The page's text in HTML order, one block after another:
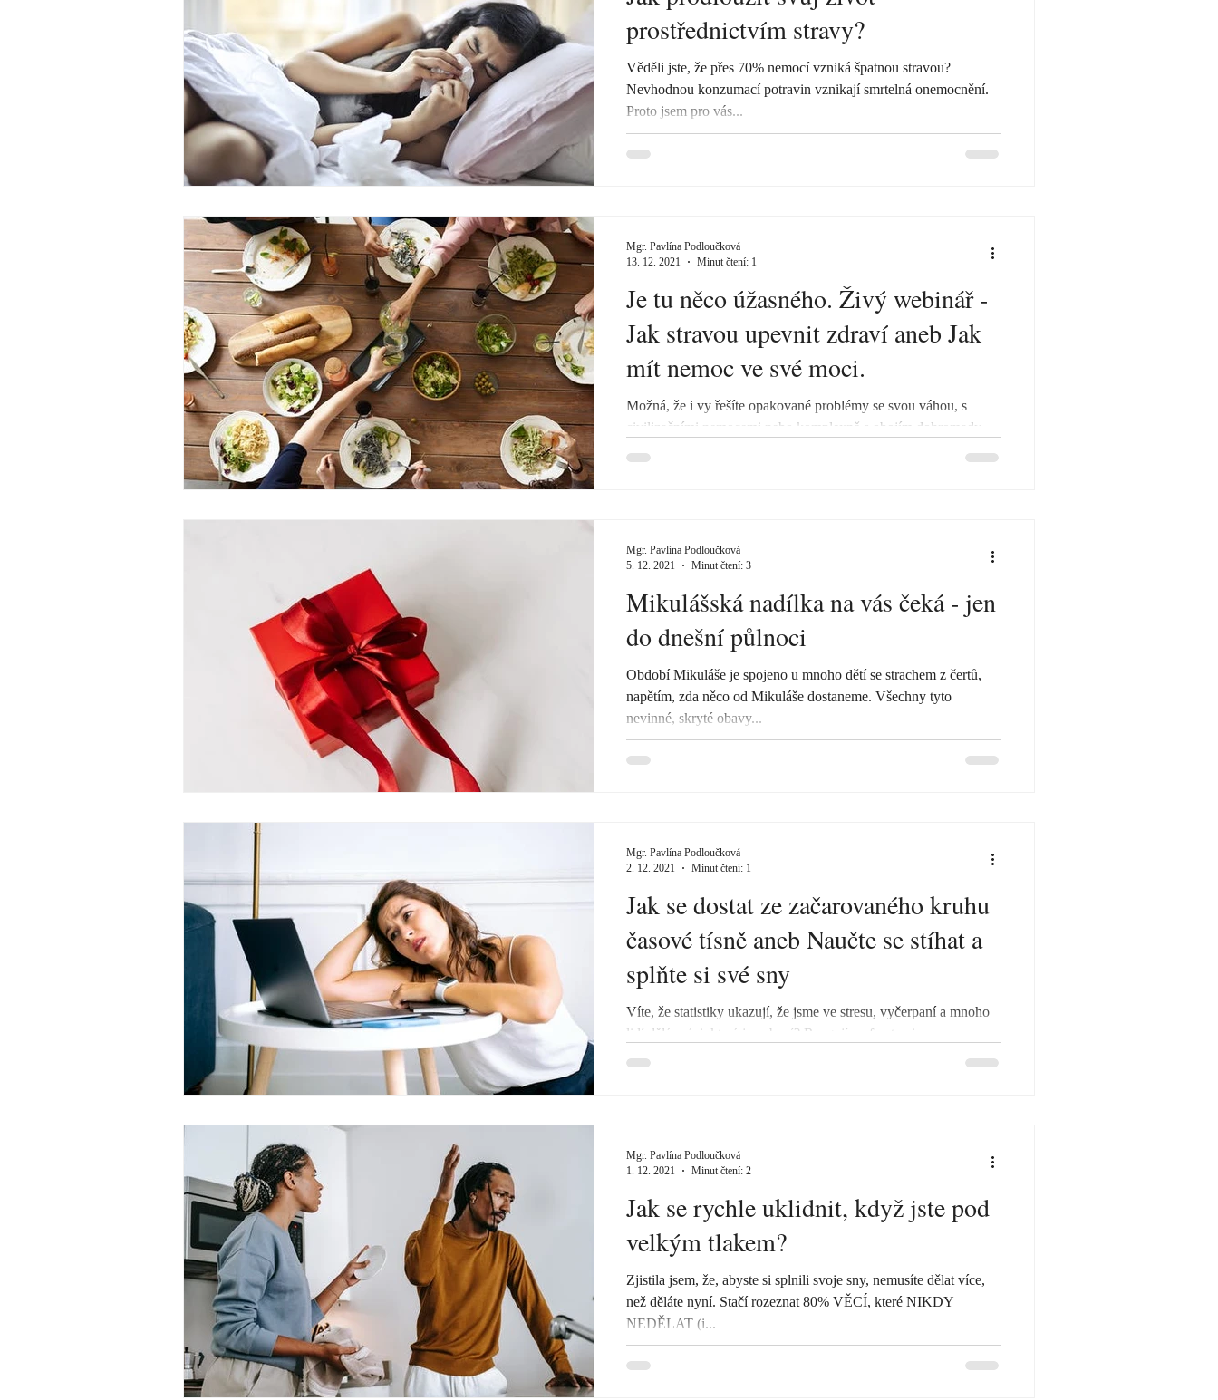
prostřednictvím stravy?
Věděli jste, že přes 70% nemocí vzniká špatnou stravou?
Nevhodnou konzumací potravin vznikají smrtelná onemocnění.
Proto jsem pro vás...
Je tu něco úžasného. Živý webinář -
Jak stravou upevnit zdraví aneb Jak
mít nemoc ve své moci.
Možná, že i vy řešíte opakované problémy se svou váhou, s
civilizačními nemocemi nebo komplexně s obojím dohromady.
Mgr. Pavlína Podloučková
13. 12. 2021
Minut čtení: 1
Mikulášská nadílka na vás čeká - jen
do dnešní půlnoci
Období Mikuláše je spojeno u mnoho dětí se strachem z čertů,
napětím, zda něco od Mikuláše dostaneme. Všechny tyto
nevinné, skryté obavy...
Mgr. Pavlína Podloučková
5. 12. 2021
Minut čtení: 3
Jak se dostat ze začarovaného kruhu
časové tísně aneb Naučte se stíhat a
splňte si své sny
Víte, že statistiky ukazují, že jsme ve stresu, vyčerpaní a mnoho
lidí dělá práci, která je nebaví? Reagují na frustraci...
Mgr. Pavlína Podloučková
2. 12. 2021
Minut čtení: 1
Jak se rychle uklidnit, když jste pod
velkým tlakem?
Zjistila jsem, že, abyste si splnili svoje sny, nemusíte dělat více,
než děláte nyní. Stačí rozeznat 80% VĚCÍ, které NIKDY
NEDĚLAT (i...
Mgr. Pavlína Podloučková
1. 12. 2021
Minut čtení: 2